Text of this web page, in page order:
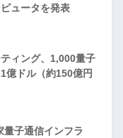
ュータを発表
ィング、1,000量子
億ドル（約150億円
子通信インフラ